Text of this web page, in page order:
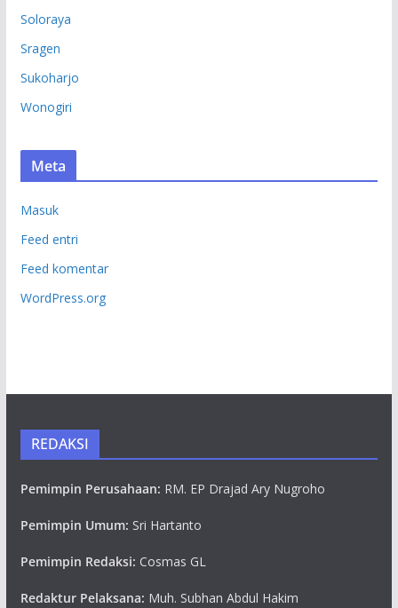
Soloraya
Sragen
Sukoharjo
Wonogiri
Meta
Masuk
Feed entri
Feed komentar
WordPress.org
REDAKSI
Pemimpin Perusahaan: RM. EP Drajad Ary Nugroho
Pemimpin Umum: Sri Hartanto
Pemimpin Redaksi: Cosmas GL
Redaktur Pelaksana: Muh. Subhan Abdul Hakim